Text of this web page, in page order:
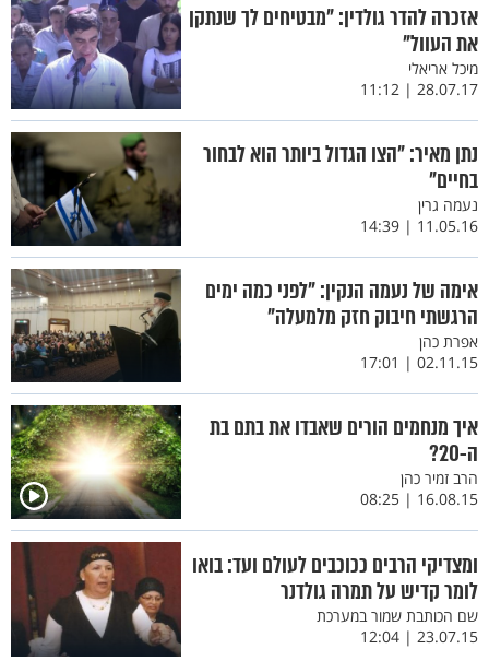
אזכרה להדר גולדין: "מבטיחים לך שנתקן
את העוול"
מיכל אריאלי
28.07.17 | 11:12
נתן מאיר: "הצו הגדול ביותר הוא לבחור
בחיים"
נעמה גרין
11.05.16 | 14:39
אימה של נעמה הנקין: "לפני כמה ימים
הרגשתי חיבוק חזק מלמעלה"
אפרת כהן
02.11.15 | 17:01
איך מנחמים הורים שאבדו את בתם בת
ה-20?
הרב זמיר כהן
16.08.15 | 08:25
ומצדיקי הרבים ככוכבים לעולם ועד: בואו
לומר קדיש על תמרה גולדנר
שם הכותבת שמור במערכת
23.07.15 | 12:04